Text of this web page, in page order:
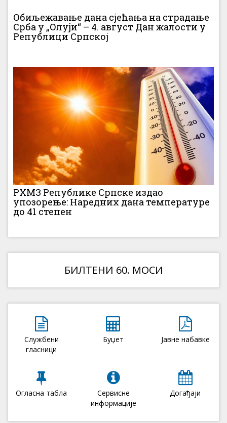
Обиљежавање дана сјећања на страдање
Срба у „Олуји“ – 4. август Дан жалости у
Републици Српској
РХМЗ Републике Српске издао
упозорење: Наредних дана температуре
до 41 степен
БИЛТЕНИ 60. МОСИ
Службени
гласници
Буџет Јавне набавке
Огласна табла
Сервисне
информације
Догађаји